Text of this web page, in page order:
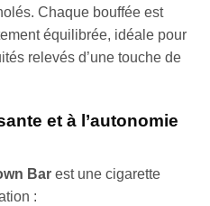
Chaque bouffée est
équilibrée, idéale pour
relevés d’une touche de
et à l’autonomie
Bar est une cigarette
: